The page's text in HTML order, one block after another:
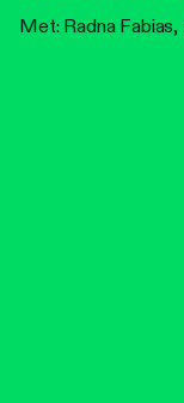
Met: Radna